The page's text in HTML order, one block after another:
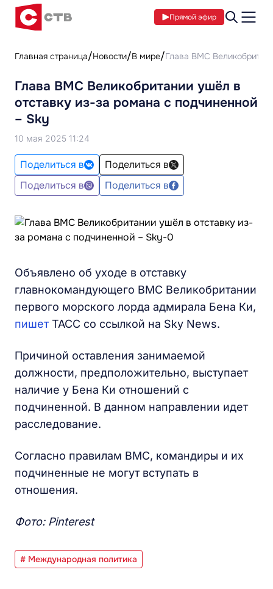
Прямой эфир
Главная страница Новости В мире Глава ВМС
Глава ВМС Великобритании ушёл в
отставку из-за романа с подчиненной
– Sky
10 мая 2025 11:24
Поделиться в
Поделиться в
Поделиться в
Поделиться в
Объявлено об уходе в отставку
главнокомандующего ВМС Великобритании
первого морского лорда адмирала Бена Ки,
пишетТАСС со ссылкой на Sky News.
Причиной оставления занимаемой
должности, предположительно, выступает
наличие у Бена Ки отношений с
подчиненной. В данном направлении идет
расследование.
Согласно правилам ВМС, командиры и их
подчиненные не могут вступать в
отношения.
Фото: Pinterest
# Международная политика